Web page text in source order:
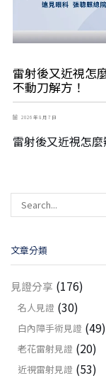
雷射後又近視怎
不動刀解方！
2026 年 8 月 7 日
雷射後又近視怎麼
文章分類
見證分享 (176)
名人見證 (30)
白內障手術見證 (49)
老花雷射見證 (20)
近視雷射見證 (53)